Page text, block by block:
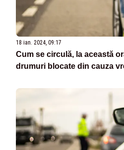
18 ian. 2024, 09:17
Cum se circulă, la această
drumuri blocate din cauza